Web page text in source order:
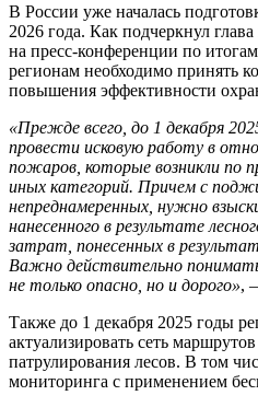
В России уже началась
2026 года. Как подчеркнул глава
на пресс-конференции по
регионам необходимо принять
повышения эффективности
«Прежде всего, до 1 декабря
провести исковую работу в
пожаров, которые возникли по
иных категорий. Причем с
непреднамеренных, нужно
нанесенного в результате
затрат, понесенных в
Важно действительно
не только опасно, но и дорого»,
Также до 1 декабря 2025 годы
актуализировать сеть
патрулирования лесов. В том
мониторинга с применением